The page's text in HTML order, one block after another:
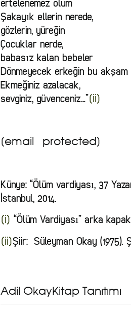
ertelenemez ölüm
Şakayık ellerin nerede,
gözlerin, yüreğin
Çocuklar nerde,
babasız kalan bebeler
Dönmeyecek erkeğin bu akşam
Ekmeğiniz azalacak,
sevginiz, güvenceniz…”[ii]
[email protected]
Künye: “Ölüm vardiyası, 37
İstanbul, 2014.
[i] “Ölüm Vardiyası” arka
[ii]Şiir: Süleyman Okay (1975).
Adil OkayKitap Tanıtımı